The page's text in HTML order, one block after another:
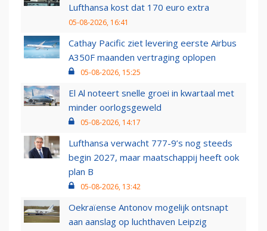
Lufthansa kost dat 170 euro extra
05-08-2026, 16:41
Cathay Pacific ziet levering eerste Airbus
A350F maanden vertraging oplopen
05-08-2026, 15:25
El Al noteert snelle groei in kwartaal met
minder oorlogsgeweld
05-08-2026, 14:17
Lufthansa verwacht 777-9’s nog steeds
begin 2027, maar maatschappij heeft ook
plan B
05-08-2026, 13:42
Oekraïense Antonov mogelijk ontsnapt
aan aanslag op luchthaven Leipzig